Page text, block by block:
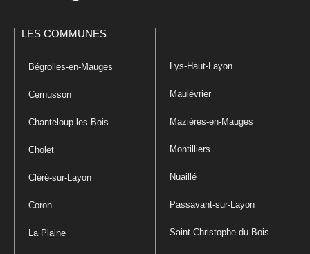
LES COMMUNES
Bégrolles-en-Mauges
Cernusson
Chanteloup-les-Bois
Cholet
Cléré-sur-Layon
Coron
La Plaine
Lys-Haut-Layon
Maulévrier
Mazières-en-Mauges
Montilliers
Nuaillé
Passavant-sur-Layon
Saint-Christophe-du-Bois